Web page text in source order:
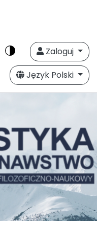
Zaloguj
Język Polski